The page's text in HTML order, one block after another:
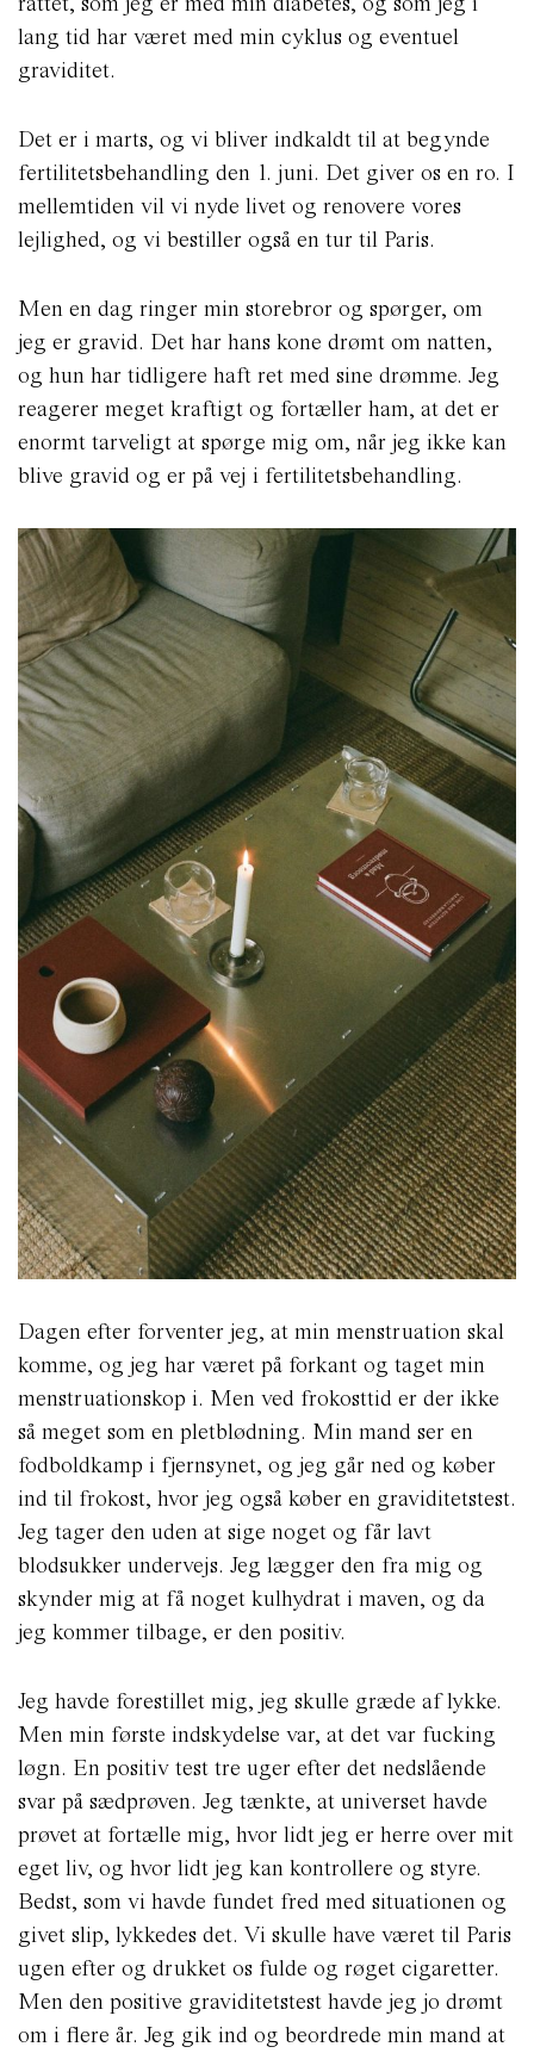
lang tid har været med min cyklus og eventuel
graviditet.
Det er i marts, og vi bliver indkaldt til at begynde
fertilitetsbehandling den 1. juni. Det giver os en ro. I
mellemtiden vil vi nyde livet og renovere vores
lejlighed, og vi bestiller også en tur til Paris.
Men en dag ringer min storebror og spørger, om
jeg er gravid. Det har hans kone drømt om natten,
og hun har tidligere haft ret med sine drømme. Jeg
reagerer meget kraftigt og fortæller ham, at det er
enormt tarveligt at spørge mig om, når jeg ikke kan
blive gravid og er på vej i fertilitetsbehandling.
Dagen efter forventer jeg, at min menstruation skal
komme, og jeg har været på forkant og taget min
menstruationskop i. Men ved frokosttid er der ikke
så meget som en pletblødning. Min mand ser en
fodboldkamp i fjernsynet, og jeg går ned og køber
ind til frokost, hvor jeg også køber en graviditetstest.
Jeg tager den uden at sige noget og får lavt
blodsukker undervejs. Jeg lægger den fra mig og
skynder mig at få noget kulhydrat i maven, og da
jeg kommer tilbage, er den positiv.
Jeg havde forestillet mig, jeg skulle græde af lykke.
Men min første indskydelse var, at det var fucking
løgn. En positiv test tre uger efter det nedslående
svar på sædprøven. Jeg tænkte, at universet havde
prøvet at fortælle mig, hvor lidt jeg er herre over mit
eget liv, og hvor lidt jeg kan kontrollere og styre.
Bedst, som vi havde fundet fred med situationen og
givet slip, lykkedes det. Vi skulle have været til Paris
ugen efter og drukket os fulde og røget cigaretter.
Men den positive graviditetstest havde jeg jo drømt
om i flere år. Jeg gik ind og beordrede min mand at